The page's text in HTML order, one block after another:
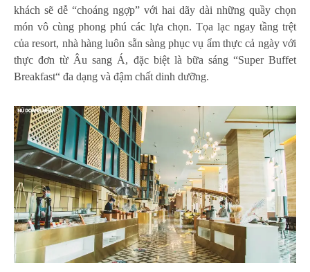
khách sẽ dễ “choáng ngợp” với hai dãy dài những quầy chọn
món vô cùng phong phú các lựa chọn. Tọa lạc ngay tầng trệt
của resort, nhà hàng luôn sẵn sàng phục vụ ẩm thực cả ngày với
thực đơn từ Âu sang Á, đặc biệt là bữa sáng “Super Buffet
Breakfast“ đa dạng và đậm chất dinh dưỡng.